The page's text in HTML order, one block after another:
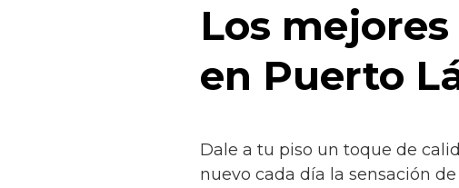
Los
en Puerto
Dale a tu piso un toque de
nuevo cada día la sensación